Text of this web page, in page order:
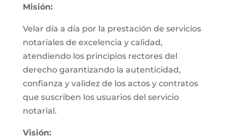
Misión:
Velar día a día por la prestación de servicios
notariales de excelencia y calidad,
atendiendo los principios rectores del
derecho garantizando la autenticidad,
confianza y validez de los actos y contratos
que suscriben los usuarios del servicio
notarial.
Visión: